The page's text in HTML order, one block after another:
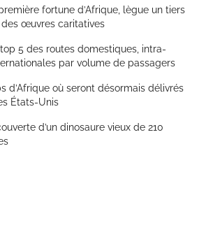
fortune d’Afrique, lègue un tiers
œuvres caritatives
5 des routes domestiques, intra-
par volume de passagers
d’Afrique où seront désormais délivrés
États-Unis
d’un dinosaure vieux de 210